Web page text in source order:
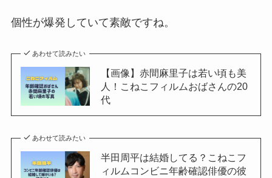
個性が爆発していて素敵ですね。
あわせて読みたい
【画像】赤間麻里子は若い頃も美
人！こねこフィルムおばさんの20
代
あわせて読みたい
半田周平は結婚してる？こねこフ
ィルムコンビニ年齢確認俳優の彼